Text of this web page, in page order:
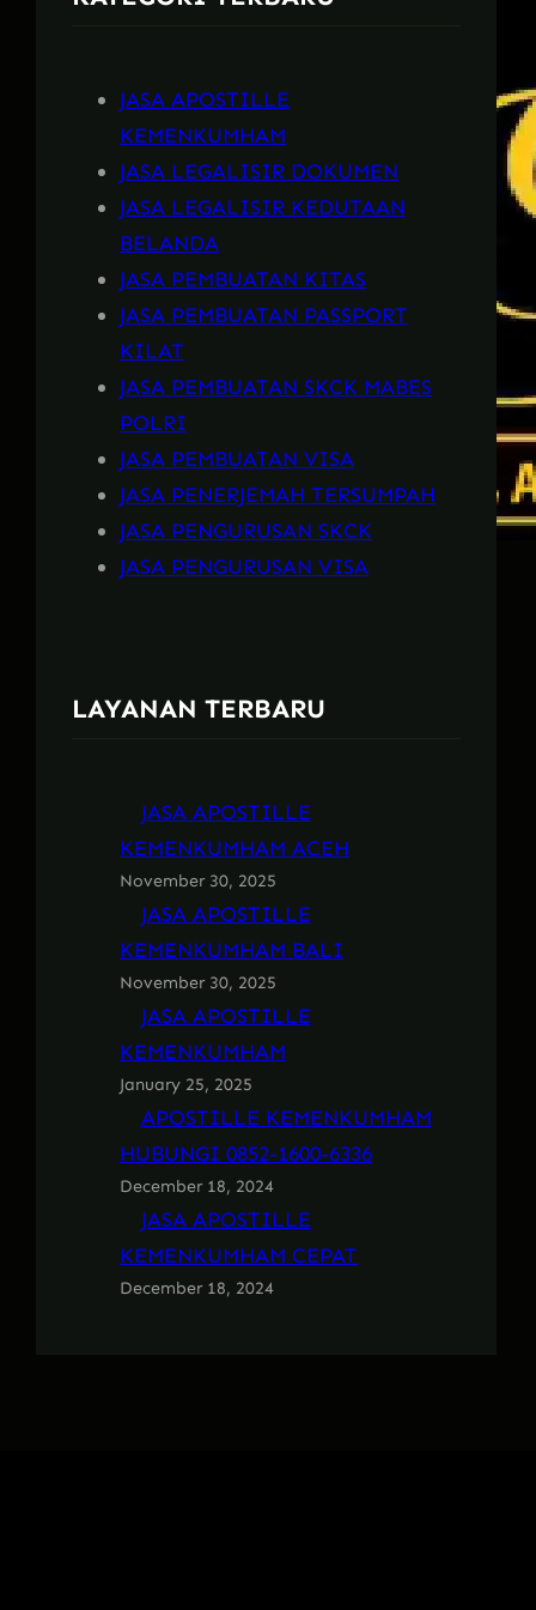
JASA APOSTILLE
KEMENKUMHAM
JASA LEGALISIR DOKUMEN
JASA LEGALISIR KEDUTAAN
BELANDA
JASA PEMBUATAN KITAS
JASA PEMBUATAN PASSPORT
KILAT
JASA PEMBUATAN SKCK MABES
POLRI
JASA PEMBUATAN VISA
JASA PENERJEMAH TERSUMPAH
JASA PENGURUSAN SKCK
JASA PENGURUSAN VISA
LAYANAN TERBARU
JASA APOSTILLE
KEMENKUMHAM ACEH
November 30, 2025
JASA APOSTILLE
KEMENKUMHAM BALI
November 30, 2025
JASA APOSTILLE
KEMENKUMHAM
January 25, 2025
APOSTILLE KEMENKUMHAM
HUBUNGI 0852-1600-6336
December 18, 2024
JASA APOSTILLE
KEMENKUMHAM CEPAT
December 18, 2024